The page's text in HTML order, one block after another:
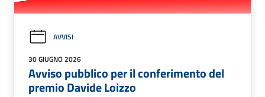
AVVISI
30 GIUGNO 2026
Avviso pubblico per il conferimento del
premio Davide Loizzo